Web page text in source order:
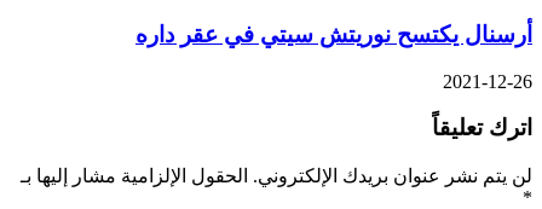
أرسنال يكتسح نوريتش سيتي في عقر داره
2021-12-26
اترك تعليقاً
لن يتم نشر عنوان بريدك الإلكتروني. الحقول الإلزامية مشار إليها بـ
*